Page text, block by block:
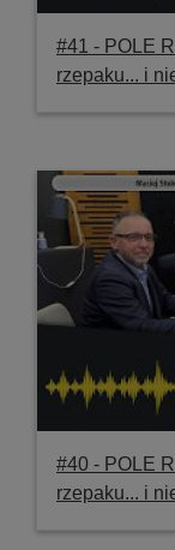
#41 ‐ POLE
rzepaku... i
#40 ‐ POLE
rzepaku... i